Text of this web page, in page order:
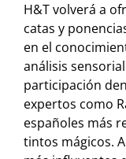
H&T volverá a
catas y
en el
análisis
participación
expertos como
españoles más
tintos mágicos.